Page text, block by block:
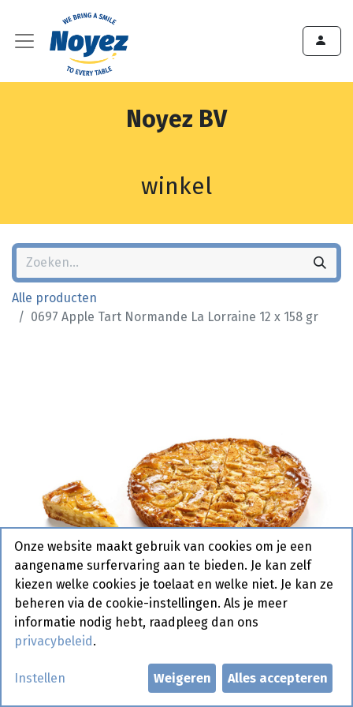
Noyez BV
winkel
Alle producten
0697 Apple Tart Normande La Lorraine 12 x 158 gr
0697 Apple Tart Normande La
Onze website maakt gebruik van cookies om je een
aangename surfervaring aan te bieden. Je kan zelf
kiezen welke cookies je toelaat en welke niet. Je kan ze
beheren via de cookie-instellingen. Als je meer
informatie nodig hebt, raadpleeg dan ons
privacybeleid .
Instellen Weigeren Alles accepteren